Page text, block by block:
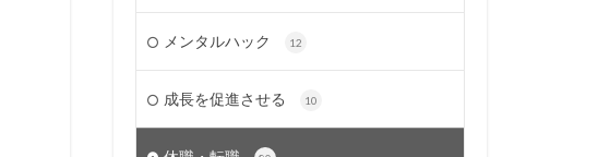
メンタルハック 12
成長を促進させる 10